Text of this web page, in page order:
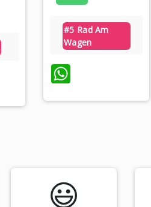
#5 Rad Am
Wagen
WhatsApp
😃️